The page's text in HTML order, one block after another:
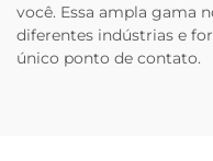
você. Essa ampla gama
diferentes indústrias e
único ponto de contato.